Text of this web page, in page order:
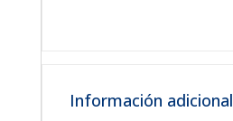
Información adicional